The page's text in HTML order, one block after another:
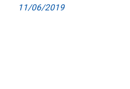
11/06/2019